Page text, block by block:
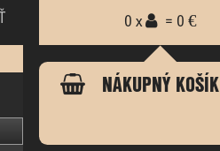
0 x = 0 €
NÁKUPNÝ KOŠÍK